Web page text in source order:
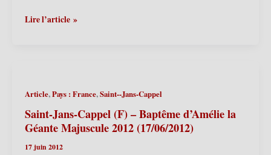
Géants
Loos
Vincent
2012
(30/06/2012)
Lire l’article »
Article,Pays : France,Saint--Jans-Cappel
Saint-Jans-Cappel (F) – Baptême d’Amélie la
Géante Majuscule 2012 (17/06/2012)
17 juin 2012